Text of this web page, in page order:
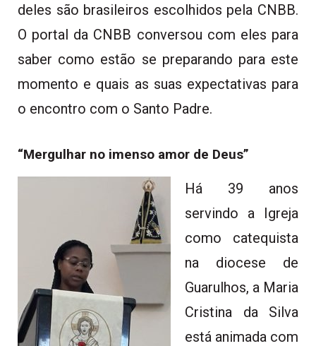
deles são brasileiros escolhidos pela CNBB.
O portal da CNBB conversou com eles para
saber como estão se preparando para este
momento e quais as suas expectativas para
o encontro com o Santo Padre.
“Mergulhar no imenso amor de Deus”
Há 39 anos
servindo a Igreja
como catequista
na diocese de
Guarulhos, a Maria
Cristina da Silva
está animada com